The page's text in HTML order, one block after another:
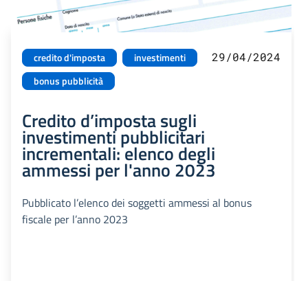
credito d'imposta
investimenti
bonus pubblicità
29/04/2024
Credito d’imposta sugli
investimenti pubblicitari
incrementali: elenco degli
ammessi per l'anno 2023
Pubblicato l’elenco dei soggetti ammessi al bonus
fiscale per l’anno 2023